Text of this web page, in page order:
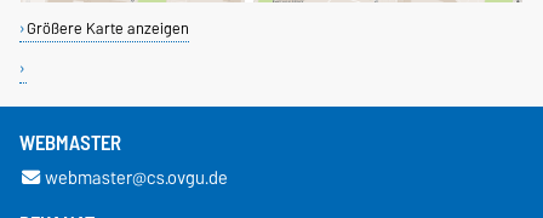
Größere Karte anzeigen
WEBMASTER
webmaster@cs.ovgu.de